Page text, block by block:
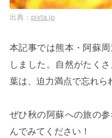
pixta.jp
本記事では熊本・阿蘇
しました。自然がたく
葉は、迫力満点で忘れら
ぜひ秋の阿蘇への旅の
んでみてください！